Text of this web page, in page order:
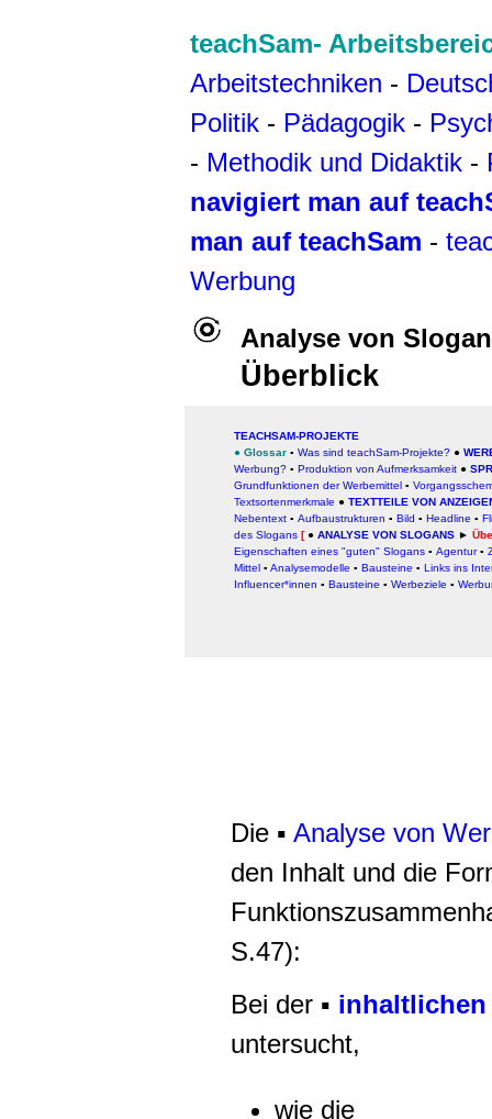
teachSam-
Arbeitstechniken -
Politik - Pädagogik -
- Methodik und Didaktik -
navigiert man auf
man auf teachSam -
Werbung
Analyse von
Überblick
TEACHSAM-PROJEKTE
● Glossar ▪ Was sind teachSam-Projekte? ●
Werbung? ▪ Produktion von Aufmerksamkeit ●
Grundfunktionen der Werbemittel ▪
Textsortenmerkmale ● TEXTTEILE VON
Nebentext ▪ Aufbaustrukturen ▪ Bild ▪ Headline ▪
des Slogans [ ● ANALYSE VON SLOGANS ►
Eigenschaften eines "guten" Slogans ▪ Agentur ▪
Mittel ▪ Analysemodelle ▪ Bausteine ▪ Links ins
Influencer*innen ▪ Bausteine ▪ Werbeziele ▪
Die ▪ Analyse von
den Inhalt und die
S.47):
Bei der ▪ inhaltlichen
untersucht,
wie die